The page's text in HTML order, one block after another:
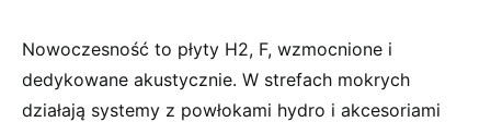
Nowoczesność to płyty H2, F, wzmocnione i
dedykowane akustycznie. W strefach mokrych
działają systemy z powłokami hydro i akcesoriami